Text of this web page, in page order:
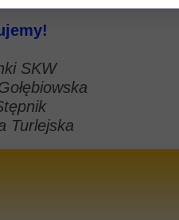
SKW
Turlejska